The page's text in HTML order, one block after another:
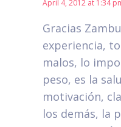
April 4, 2012 at 1:34
Gracias
experiencia,
malos, lo
peso, es la
motivación,
los demás, la